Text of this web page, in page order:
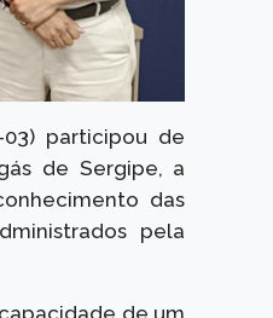
03) participou de
de Sergipe, a
das
pela
de um